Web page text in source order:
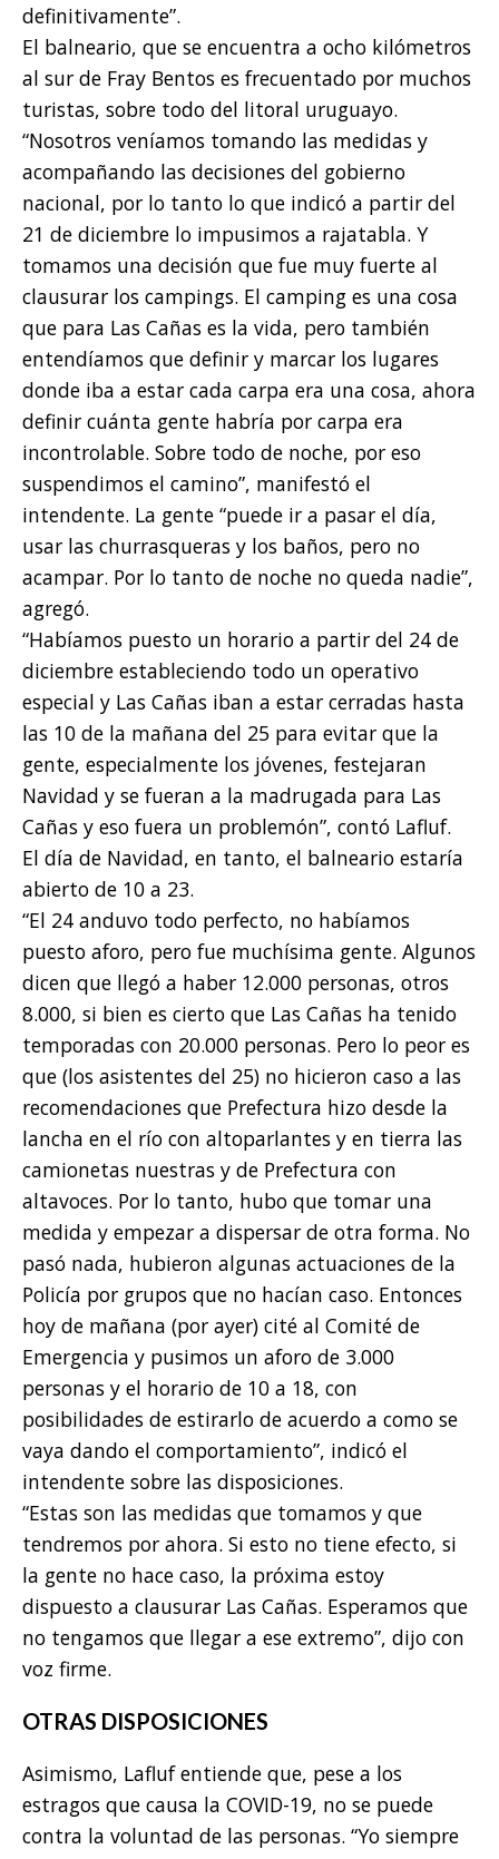
definitivamente”.
El balneario, que se encuentra a ocho kilómetros
al sur de Fray Bentos es frecuentado por muchos
turistas, sobre todo del litoral uruguayo.
“Nosotros veníamos tomando las medidas y
acompañando las decisiones del gobierno
nacional, por lo tanto lo que indicó a partir del
21 de diciembre lo impusimos a rajatabla. Y
tomamos una decisión que fue muy fuerte al
clausurar los campings. El camping es una cosa
que para Las Cañas es la vida, pero también
entendíamos que definir y marcar los lugares
donde iba a estar cada carpa era una cosa, ahora
definir cuánta gente habría por carpa era
incontrolable. Sobre todo de noche, por eso
suspendimos el camino”, manifestó el
intendente. La gente “puede ir a pasar el día,
usar las churrasqueras y los baños, pero no
acampar. Por lo tanto de noche no queda nadie”,
agregó.
“Habíamos puesto un horario a partir del 24 de
diciembre estableciendo todo un operativo
especial y Las Cañas iban a estar cerradas hasta
las 10 de la mañana del 25 para evitar que la
gente, especialmente los jóvenes, festejaran
Navidad y se fueran a la madrugada para Las
Cañas y eso fuera un problemón”, contó Lafluf.
El día de Navidad, en tanto, el balneario estaría
abierto de 10 a 23.
“El 24 anduvo todo perfecto, no habíamos
puesto aforo, pero fue muchísima gente. Algunos
dicen que llegó a haber 12.000 personas, otros
8.000, si bien es cierto que Las Cañas ha tenido
temporadas con 20.000 personas. Pero lo peor es
que (los asistentes del 25) no hicieron caso a las
recomendaciones que Prefectura hizo desde la
lancha en el río con altoparlantes y en tierra las
camionetas nuestras y de Prefectura con
altavoces. Por lo tanto, hubo que tomar una
medida y empezar a dispersar de otra forma. No
pasó nada, hubieron algunas actuaciones de la
Policía por grupos que no hacían caso. Entonces
hoy de mañana (por ayer) cité al Comité de
Emergencia y pusimos un aforo de 3.000
personas y el horario de 10 a 18, con
posibilidades de estirarlo de acuerdo a como se
vaya dando el comportamiento”, indicó el
intendente sobre las disposiciones.
“Estas son las medidas que tomamos y que
tendremos por ahora. Si esto no tiene efecto, si
la gente no hace caso, la próxima estoy
dispuesto a clausurar Las Cañas. Esperamos que
no tengamos que llegar a ese extremo”, dijo con
voz firme.
OTRAS DISPOSICIONES
Asimismo, Lafluf entiende que, pese a los
estragos que causa la COVID-19, no se puede
contra la voluntad de las personas. “Yo siempre